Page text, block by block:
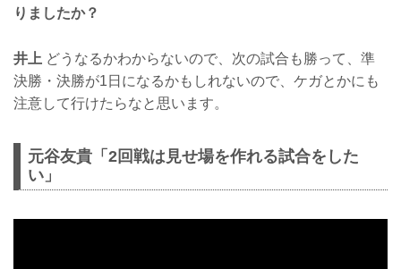
りましたか？
井上 どうなるかわからないので、次の試合も勝って、準
決勝・決勝が1日になるかもしれないので、ケガとかにも
注意して行けたらなと思います。
元谷友貴「2回戦は見せ場を作れる試合をした
い」